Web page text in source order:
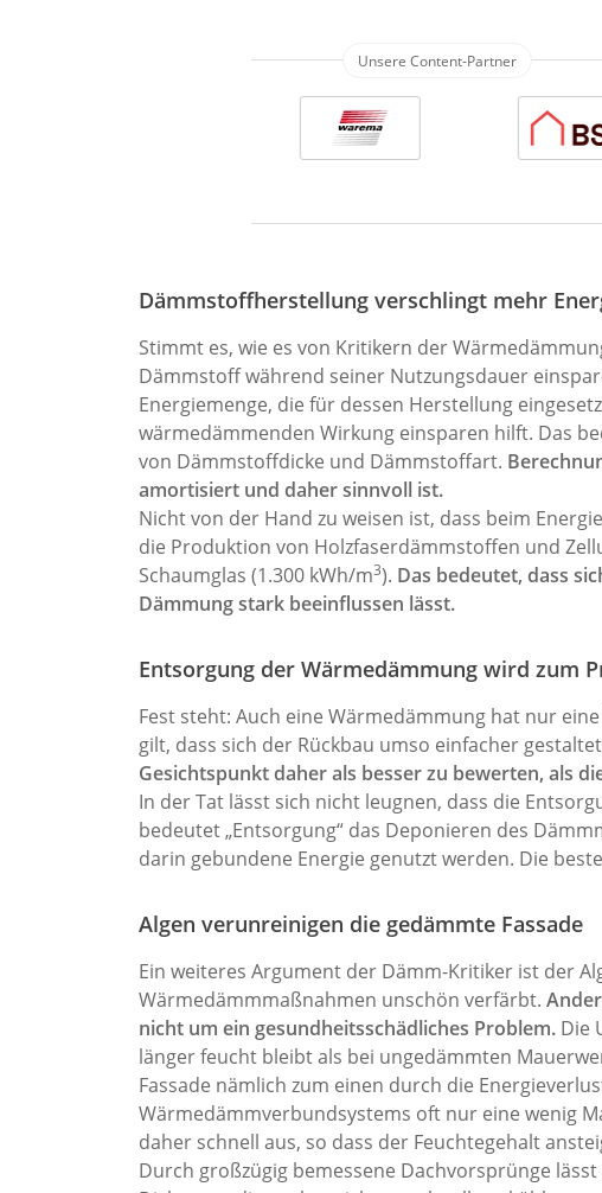
Dämmstoffherstellung verschlingt mehr
Stimmt es, wie es von Kritikern der
Dämmstoff während seiner Nutzungsdauer
Energiemenge, die für dessen Herstellung
wärmedämmenden Wirkung einsparen hilft. Das
von Dämmstoffdicke und Dämmstoffart.
amortisiert und daher sinnvoll ist.
Nicht von der Hand zu weisen ist, dass beim
die Produktion von Holzfaserdämmstoffen und
Schaumglas (1.300 kWh/m3). Das bedeutet, dass
Dämmung stark beeinflussen lässt.
Entsorgung der Wärmedämmung wird zum
Fest steht: Auch eine Wärmedämmung hat nur
gilt, dass sich der Rückbau umso einfacher
Gesichtspunkt daher als besser zu bewerten, als
In der Tat lässt sich nicht leugnen, dass die
bedeutet „Entsorgung“ das Deponieren des
darin gebundene Energie genutzt werden. Die
Algen verunreinigen die gedämmte Fassade
Ein weiteres Argument der Dämm-Kritiker ist der
Wärmedämmmaßnahmen unschön verfärbt.
nicht um ein gesundheitsschädliches Problem. Die
länger feucht bleibt als bei ungedämmten
Fassade nämlich zum einen durch die
Wärmedämmverbundsystems oft nur eine wenig
daher schnell aus, so dass der Feuchtegehalt
Durch großzügig bemessene Dachvorsprünge